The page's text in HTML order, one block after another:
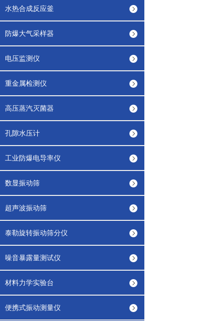
水热合成反应釜
防爆大气采样器
电压监测仪
重金属检测仪
高压蒸汽灭菌器
孔隙水压计
工业防爆电导率仪
数显振动筛
超声波振动筛
泰勒旋转振动筛分仪
噪音暴露量测试仪
材料力学实验台
便携式振动测量仪